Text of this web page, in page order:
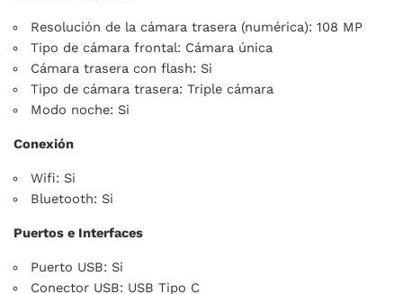
Resolución de la cámara trasera (numérica): 108 MP
Tipo de cámara frontal: Cámara única
Cámara trasera con flash: Si
Tipo de cámara trasera: Triple cámara
Modo noche: Si
Conexión
Wifi: Si
Bluetooth: Si
Puertos e Interfaces
Puerto USB: Si
Conector USB: USB Tipo C